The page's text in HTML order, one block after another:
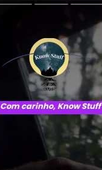
Com carinho, Know Stuff